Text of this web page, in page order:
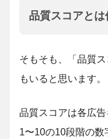
品質スコアとは
そもそも、「品質
もいると思います。
品質スコアは各広
1〜10の10段階の数